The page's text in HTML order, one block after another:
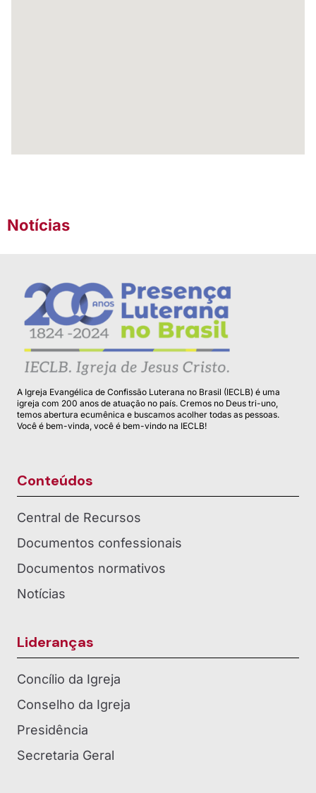
Notícias
A Igreja Evangélica de Confissão Luterana no Brasil (IECLB) é uma
igreja com 200 anos de atuação no país. Cremos no Deus tri-uno,
temos abertura ecumênica e buscamos acolher todas as pessoas.
Você é bem-vinda, você é bem-vindo na IECLB!
Conteúdos
Central de Recursos
Documentos confessionais
Documentos normativos
Notícias
Lideranças
Concílio da Igreja
Conselho da Igreja
Presidência
Secretaria Geral